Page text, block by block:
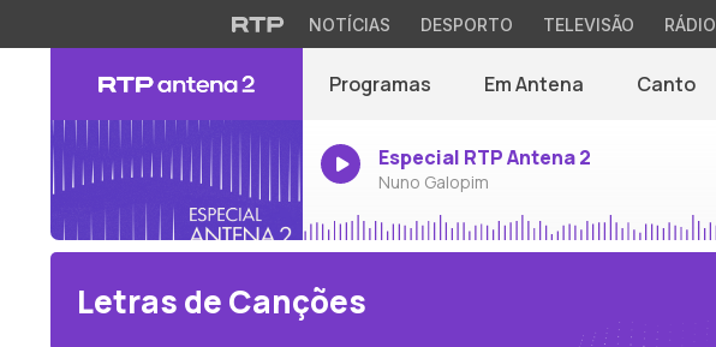
NOTÍCIAS DESPORTO TELEVISÃO RÁDIO
Programas Em Antena Canto
Especial RTP Antena 2
Nuno Galopim
Letras de Canções